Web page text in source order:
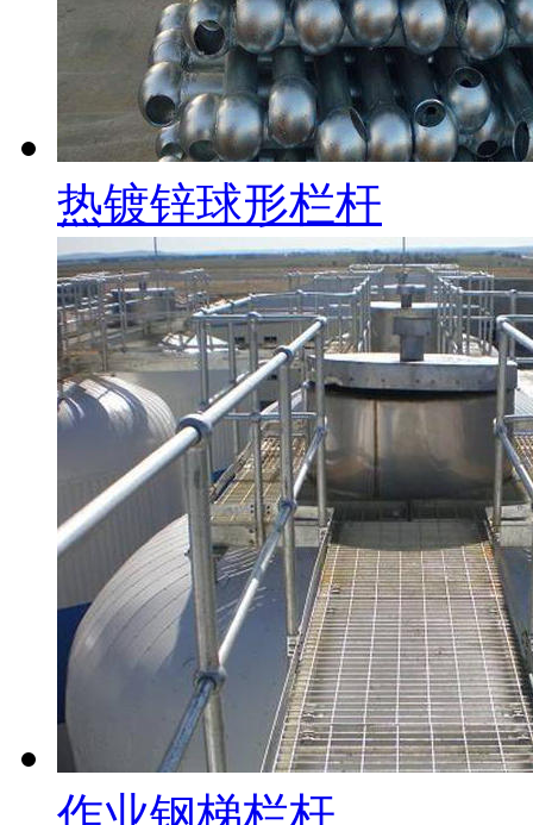
热镀锌球形栏杆